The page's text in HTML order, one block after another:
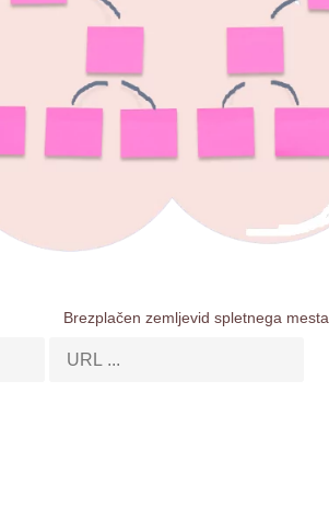
Brezplačen zemljevid spletnega mesta